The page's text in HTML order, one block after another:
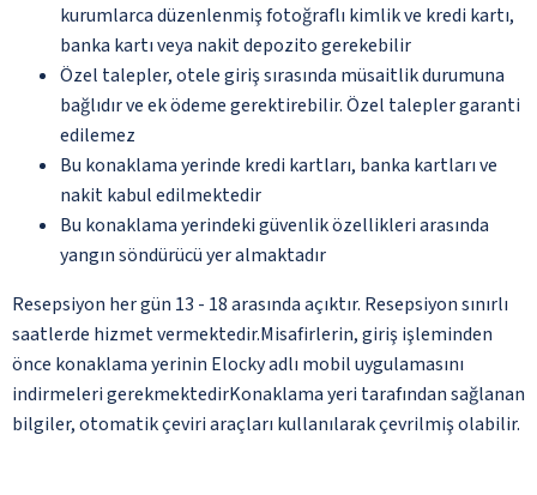
kurumlarca düzenlenmiş fotoğraflı kimlik ve kredi kartı,
banka kartı veya nakit depozito gerekebilir
Özel talepler, otele giriş sırasında müsaitlik durumuna
bağlıdır ve ek ödeme gerektirebilir. Özel talepler garanti
edilemez
Bu konaklama yerinde kredi kartları, banka kartları ve
nakit kabul edilmektedir
Bu konaklama yerindeki güvenlik özellikleri arasında
yangın söndürücü yer almaktadır
Resepsiyon her gün 13 - 18 arasında açıktır. Resepsiyon sınırlı
saatlerde hizmet vermektedir.Misafirlerin, giriş işleminden
önce konaklama yerinin Elocky adlı mobil uygulamasını
indirmeleri gerekmektedirKonaklama yeri tarafından sağlanan
bilgiler, otomatik çeviri araçları kullanılarak çevrilmiş olabilir.